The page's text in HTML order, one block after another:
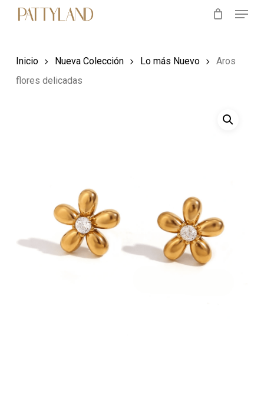
content
Menu
Inicio Nueva Colección Lo más Nuevo
Aros
flores delicadas